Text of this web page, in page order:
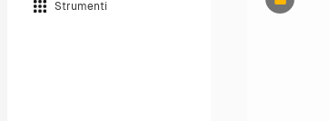
Strumenti Premium